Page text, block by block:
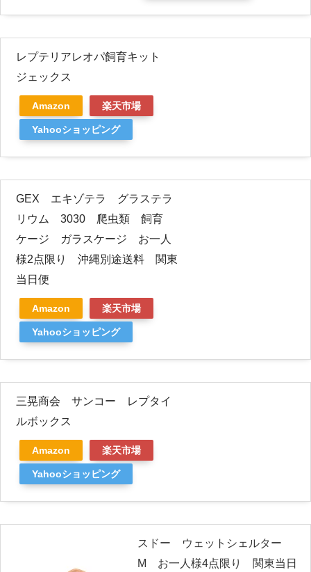
レプテリアレオパ飼育キット
ジェックス
Amazon 楽天市場
Yahooショッピング
GEX エキゾテラ グラステラ
リウム 3030 爬虫類 飼育
ケージ ガラスケージ お一人
様2点限り 沖縄別途送料 関東
当日便
Amazon 楽天市場
Yahooショッピング
三晃商会 サンコー レプタイ
ルボックス
Amazon 楽天市場
Yahooショッピング
スドー ウェットシェルター
M お一人様4点限り 関東当日